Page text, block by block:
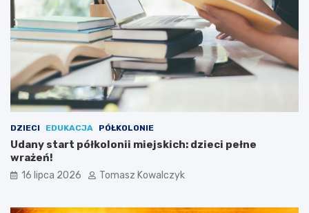
DZIECI EDUKACJA PÓŁKOLONIE
Udany start półkolonii miejskich: dzieci pełne
wrażeń!
16 lipca 2026 Tomasz Kowalczyk